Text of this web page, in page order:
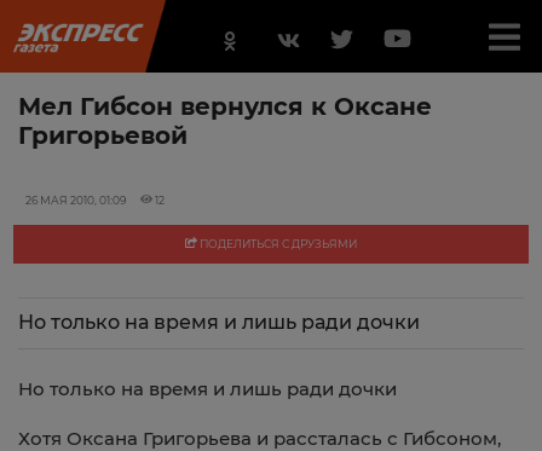
Мел Гибсон вернулся к Оксане
Григорьевой
26 МАЯ 2010, 01:09 12
ПОДЕЛИТЬСЯ С ДРУЗЬЯМИ
Но только на время и лишь ради дочки
Но только на время и лишь ради дочки
Хотя Оксана Григорьева и рассталась с Гибсоном,